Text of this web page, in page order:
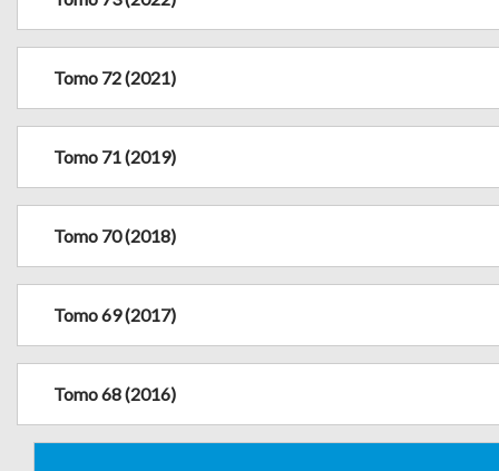
Tomo 72 (2021)
Tomo 71 (2019)
Tomo 70 (2018)
Tomo 69 (2017)
Tomo 68 (2016)